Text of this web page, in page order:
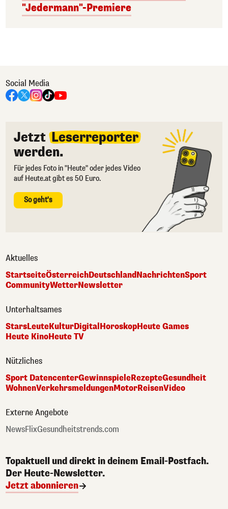
"Jedermann"-Premiere
Social Media
Jetzt Leserreporter
werden.
Für jedes Foto in "Heute" oder jedes Video
auf Heute.at gibt es 50 Euro.
So geht's
Aktuelles
StartseiteÖsterreichDeutschlandNachrichtenSport
CommunityWetterNewsletter
Unterhaltsames
StarsLeuteKulturDigital HoroskopHeute Games
Heute KinoHeute TV
Nützliches
Sport DatencenterGewinnspieleRezepteGesundheit
WohnenVerkehrsmeldungenMotorReisenVideo
Externe Angebote
NewsFlixGesundheitstrends.com
Topaktuell und direkt in deinem Email-Postfach.
Der Heute-Newsletter.
Jetzt abonnieren